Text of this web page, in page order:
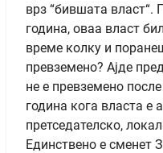
врз “бившата власт“.
година, оваа власт
време колку и
превземено? Ајде
не е превземено
година кога власта е
претседателско,
Единствено е сменет